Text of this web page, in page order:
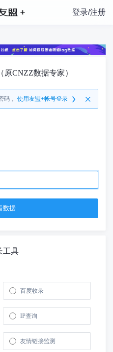
登录/注册
CNZZ数据专家）
码， 使用友盟+帐号登录
工具
百度收录
IP查询
友情链接监测